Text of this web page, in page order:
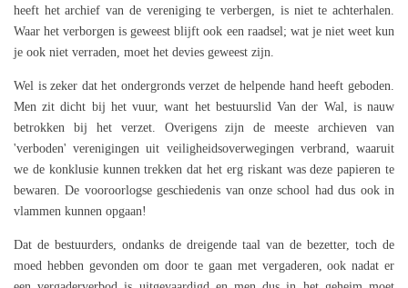
heeft het archief van de vereniging te verbergen, is niet te achterhalen.
Waar het verborgen is geweest blijft ook een raadsel; wat je niet weet kun
je ook niet verraden, moet het devies geweest zijn.
Wel is zeker dat het ondergronds verzet de helpende hand heeft geboden.
Men zit dicht bij het vuur, want het bestuurslid Van der Wal, is nauw
betrokken bij het verzet. Overigens zijn de meeste archieven van
'verboden' verenigingen uit veiligheidsoverwegingen verbrand, waaruit
we de konklusie kunnen trekken dat het erg riskant was deze papieren te
bewaren. De vooroorlogse geschiedenis van onze school had dus ook in
vlammen kunnen opgaan!
Dat de bestuurders, ondanks de dreigende taal van de bezetter, toch de
moed hebben gevonden om door te gaan met vergaderen, ook nadat er